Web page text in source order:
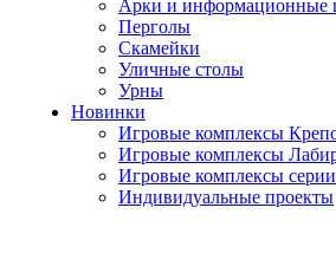
Арки и информационные
Перголы
Скамейки
Уличные столы
Урны
Новинки
Игровые комплексы
Игровые комплексы
Игровые комплексы
Индивидуальные проекты